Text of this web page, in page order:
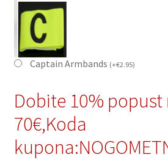
Captain Armbands (+€2.95)
Dobite 10% popust
70€,Koda